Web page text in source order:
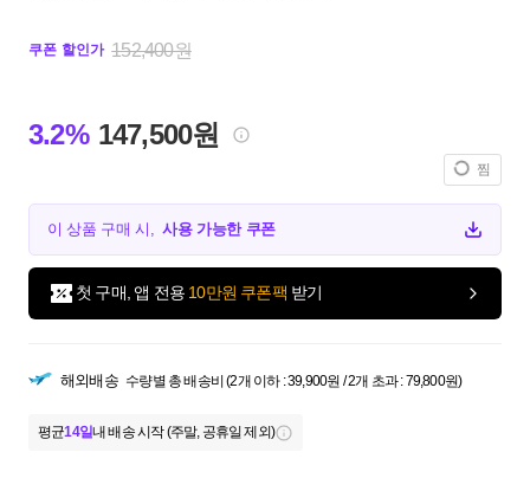
쿠폰 할인가 152,400원
3.2% 147,500원
찜
이 상품 구매 시,사용 가능한 쿠폰
첫 구매, 앱 전용 10만원 쿠폰팩 받기
해외배송 수량별 총 배송비 (2개 이하 : 39,900원 / 2개 초과 : 79,800원)
평균14일내 배송 시작 (주말, 공휴일 제외)